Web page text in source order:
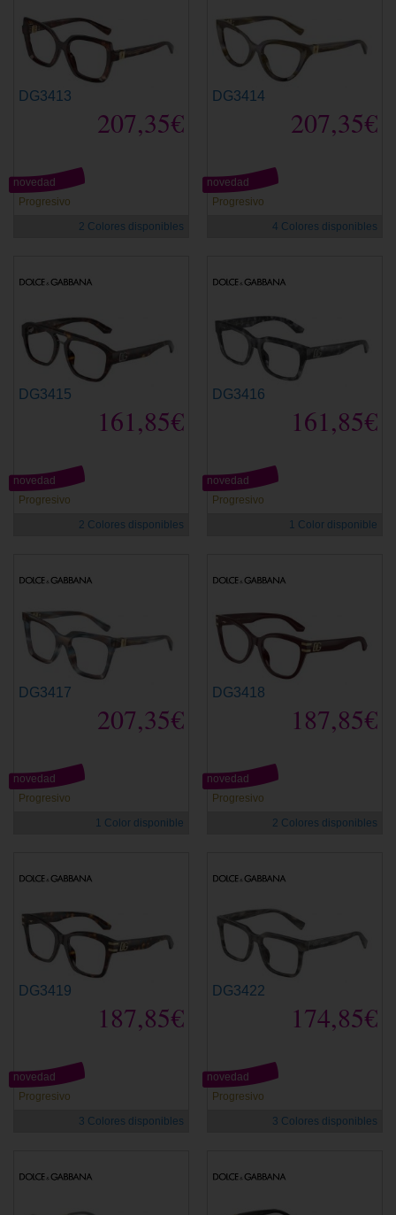
DG3413
207,35€
Progresivo
novedad
2 Colores disponibles
DG3414
207,35€
Progresivo
novedad
4 Colores disponibles
DG3415
161,85€
Progresivo
novedad
2 Colores disponibles
DG3416
161,85€
Progresivo
novedad
1 Color disponible
DG3417
207,35€
Progresivo
novedad
1 Color disponible
DG3418
187,85€
Progresivo
novedad
2 Colores disponibles
DG3419
187,85€
Progresivo
novedad
3 Colores disponibles
DG3422
174,85€
Progresivo
novedad
3 Colores disponibles